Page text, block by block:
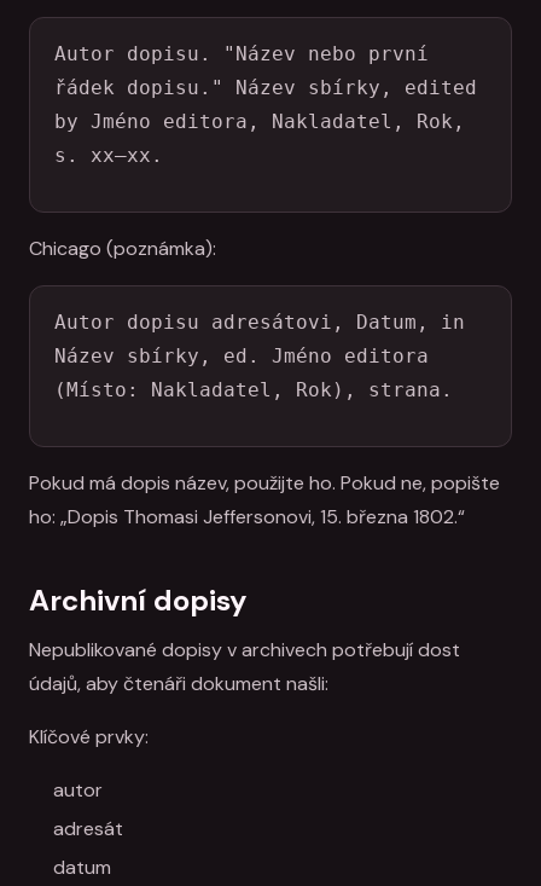
Autor dopisu. "Název nebo první
řádek dopisu." Název sbírky, edited
by Jméno editora, Nakladatel, Rok,
s. xx–xx.
Chicago (poznámka):
Autor dopisu adresátovi, Datum, in
Název sbírky, ed. Jméno editora
(Místo: Nakladatel, Rok), strana.
Pokud má dopis název, použijte ho. Pokud ne, popište
ho: „Dopis Thomasi Jeffersonovi, 15. března 1802.“
Archivní dopisy
Nepublikované dopisy v archivech potřebují dost
údajů, aby čtenáři dokument našli:
Klíčové prvky:
autor
adresát
datum